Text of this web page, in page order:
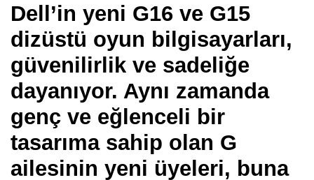
Dell’in yeni G16 ve G15
dizüstü oyun bilgisayarları,
güvenilirlik ve sadeliğe
dayanıyor. Aynı zamanda
genç ve eğlenceli bir
tasarıma sahip olan G
ailesinin yeni üyeleri, buna